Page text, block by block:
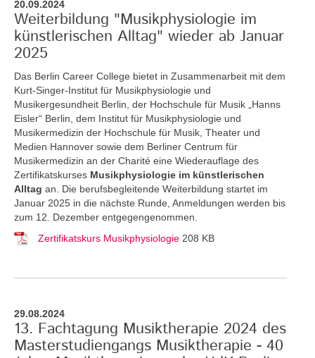
20.09.2024
Weiterbildung "Musikphysiologie im
künstlerischen Alltag" wieder ab Januar
2025
Das Berlin Career College bietet in Zusammenarbeit mit dem
Kurt-Singer-Institut für Musikphysiologie und
Musikergesundheit Berlin, der Hochschule für Musik „Hanns
Eisler“ Berlin, dem Institut für Musikphysiologie und
Musikermedizin der Hochschule für Musik, Theater und
Medien Hannover sowie dem Berliner Centrum für
Musikermedizin an der Charité eine Wiederauflage des
Zertifikatskurses Musikphysiologie im künstlerischen
Alltag an.
Die berufsbegleitende Weiterbildung startet im
Januar 2025 in die nächste Runde, Anmeldungen werden bis
zum 12. Dezember entgegengenommen.
Zertifikatskurs Musikphysiologie 208 KB
29.08.2024
13. Fachtagung Musiktherapie 2024 des
Masterstudiengangs Musiktherapie - 40